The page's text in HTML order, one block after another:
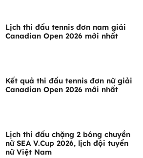
Lịch thi đấu tennis đơn nam giải
Canadian Open 2026 mới nhất
Kết quả thi đấu tennis đơn nữ giải
Canadian Open 2026 mới nhất
Lịch thi đấu chặng 2 bóng chuyền
nữ SEA V.Cup 2026, lịch đội tuyển
nữ Việt Nam